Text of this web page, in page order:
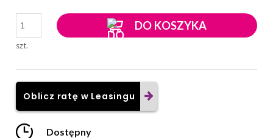
szt.
DO KOSZYKA
Oblicz ratę w Leasingu
Dostępny